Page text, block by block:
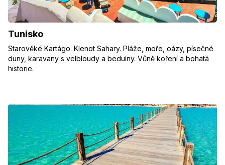
Tunisko
Starověké Kartágo. Klenot Sahary. Pláže, moře, oázy, písečné
duny, karavany s velbloudy a beduíny. Vůně koření a bohatá
historie.